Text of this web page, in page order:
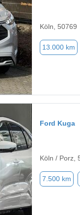
Köln, 50769
13.000 km
Ford Kuga
Köln / Porz,
7.500 km